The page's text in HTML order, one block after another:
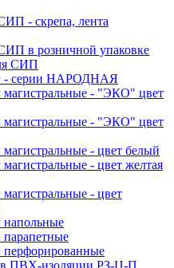
- скрепа, лента
в розничной упаковке
СИП
- серии НАРОДНАЯ
магистральные - "ЭКО" цвет
магистральные - "ЭКО" цвет
- цвет белый
- цвет желтая
- цвет
напольные
парапетные
перфорированные
в ПВХ-изоляции РЗ-Ц-П